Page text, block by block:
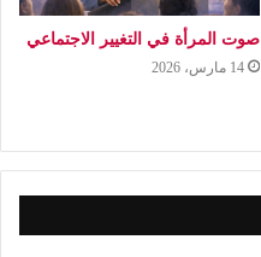
صوت المرأة في التغيير الاجتماعي
14 مارس، 2026